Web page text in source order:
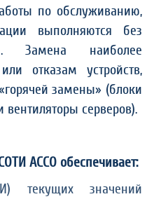
по обслуживанию,
выполняются без
Замена наиболее
отказам устройств,
замены» (блоки
серверов).
АССО обеспечивает:
текущих значений